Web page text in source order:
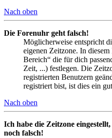
Nach oben
Die Forenuhr geht falsch!
Möglicherweise entspricht
eigenen Zeitzone. In
Bereich“ die für dich
Zeit, ...) festlegen. Die
registrierten Benutzern
registriert bist, ist dies ein
Nach oben
Ich habe die Zeitzone
noch falsch!